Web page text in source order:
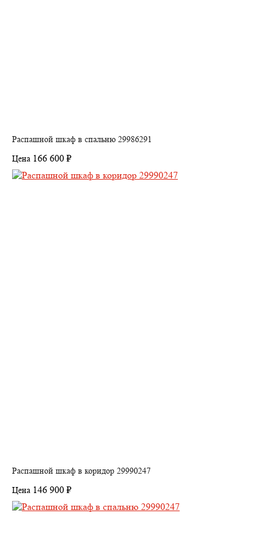
Распашной шкаф в спальню 29986291
Цена 166 600 ₽
Распашной шкаф в коридор 29990247
Цена 146 900 ₽